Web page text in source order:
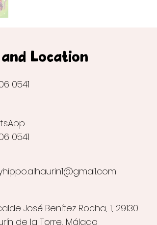
Location
0541
0541
José Benítez Rocha, 1, 29130
de la Torre, Málaga